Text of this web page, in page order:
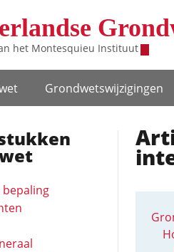
het Montesquieu Instituut
Grondwets­wijzigingen
bepaling